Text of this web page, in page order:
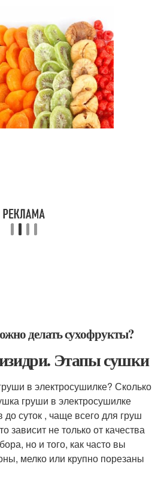
делать сухофрукты?
Этапы сушки
в электросушилке? Сколько
груши в электросушилке
до суток , чаще всего для груш
зависит не только от качества
но и того, как часто вы
мелко или крупно порезаны